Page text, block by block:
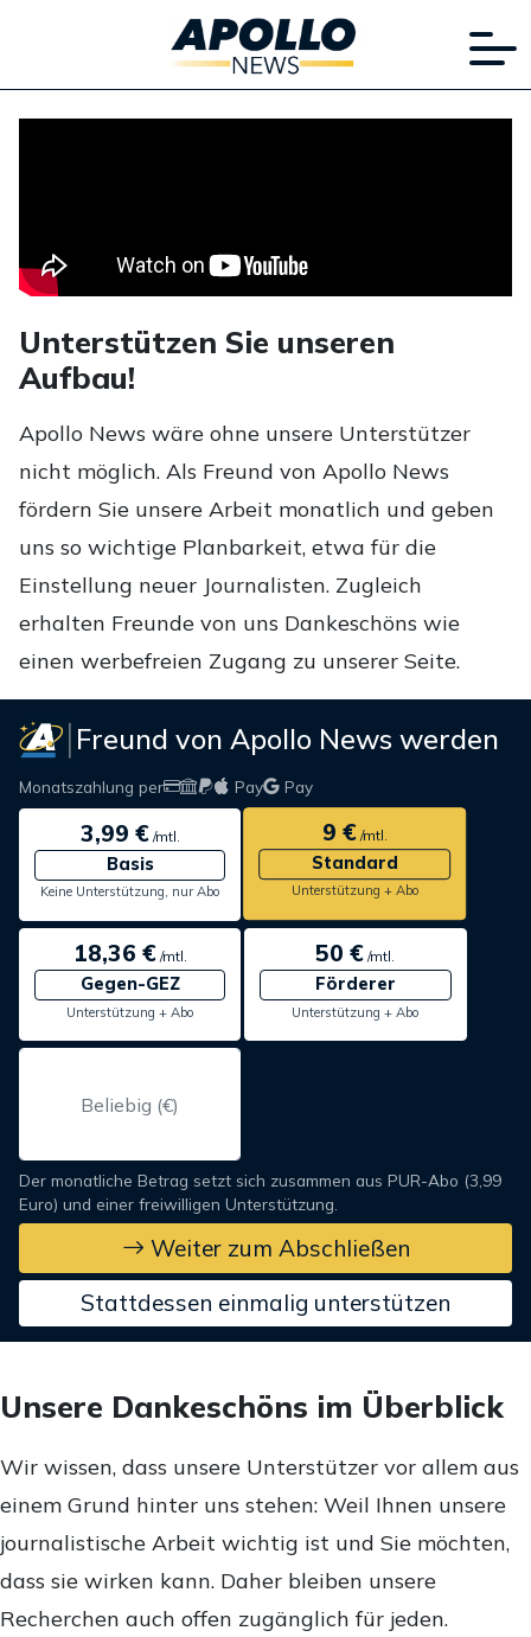
Unterstützen Sie unseren
Aufbau!
Apollo News wäre ohne unsere Unterstützer
nicht möglich. Als Freund von Apollo News
fördern Sie unsere Arbeit monatlich und geben
uns so wichtige Planbarkeit, etwa für die
Einstellung neuer Journalisten. Zugleich
erhalten Freunde von uns Dankeschöns wie
einen werbefreien Zugang zu unserer Seite.
Freund von Apollo News werden
Monatszahlung per Pay Pay
3,99 €/mtl.
Basis
Keine Unterstützung, nur Abo
9 €/mtl.
Standard
Unterstützung + Abo
18,36 €/mtl.
Gegen-GEZ
Unterstützung + Abo
50 € /mtl.
Förderer
Unterstützung + Abo
Der monatliche Betrag setzt sich zusammen aus PUR-Abo (3,99
Euro) und einer freiwilligen Unterstützung.
Weiter zum Abschließen
Stattdessen einmalig unterstützen
Unsere Dankeschöns im Überblick
Wir wissen, dass unsere Unterstützer vor allem aus
einem Grund hinter uns stehen: Weil Ihnen unsere
journalistische Arbeit wichtig ist und Sie möchten,
dass sie wirken kann. Daher bleiben unsere
Recherchen auch offen zugänglich für jeden.